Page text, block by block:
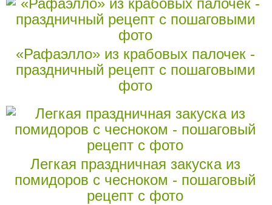
«Рафаэлло» из крабовых палочек -
праздничный рецепт с пошаговыми
фото
Легкая праздничная закуска из
помидоров с чесноком - пошаговый
рецепт с фото